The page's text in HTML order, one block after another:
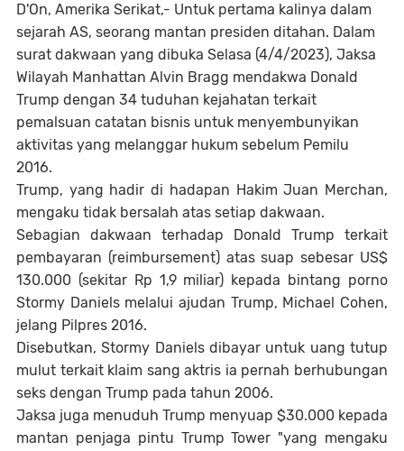
D'On, Amerika Serikat,- Untuk pertama kalinya dalam
sejarah AS, seorang mantan presiden ditahan. Dalam
surat dakwaan yang dibuka Selasa (4/4/2023), Jaksa
Wilayah Manhattan Alvin Bragg mendakwa Donald
Trump dengan 34 tuduhan kejahatan terkait
pemalsuan catatan bisnis untuk menyembunyikan
aktivitas yang melanggar hukum sebelum Pemilu
2016.
Trump, yang hadir di hadapan Hakim Juan Merchan,
mengaku tidak bersalah atas setiap dakwaan.
Sebagian dakwaan terhadap Donald Trump terkait
pembayaran (reimbursement) atas suap sebesar US$
130.000 (sekitar Rp 1,9 miliar) kepada bintang porno
Stormy Daniels melalui ajudan Trump, Michael Cohen,
jelang Pilpres 2016.
Disebutkan, Stormy Daniels dibayar untuk uang tutup
mulut terkait klaim sang aktris ia pernah berhubungan
seks dengan Trump pada tahun 2006.
Jaksa juga menuduh Trump menyuap $30.000 kepada
mantan penjaga pintu Trump Tower "yang mengaku